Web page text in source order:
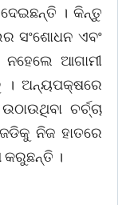
। କିନ୍ତୁ
ସଂଶୋଧନ ଏବଂ
ଆଗାମୀ
। ଅନ୍ୟପକ୍ଷରେ
ଚର୍ଚ୍ଚା
ନିଜ ହାତରେ
କରୁଛନ୍ତି ।